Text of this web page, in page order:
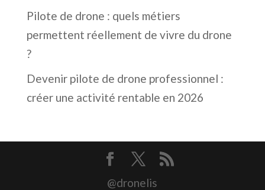
Pilote de drone : quels métiers
permettent réellement de vivre du drone
?
Devenir pilote de drone professionnel :
créer une activité rentable en 2026
@dronelis